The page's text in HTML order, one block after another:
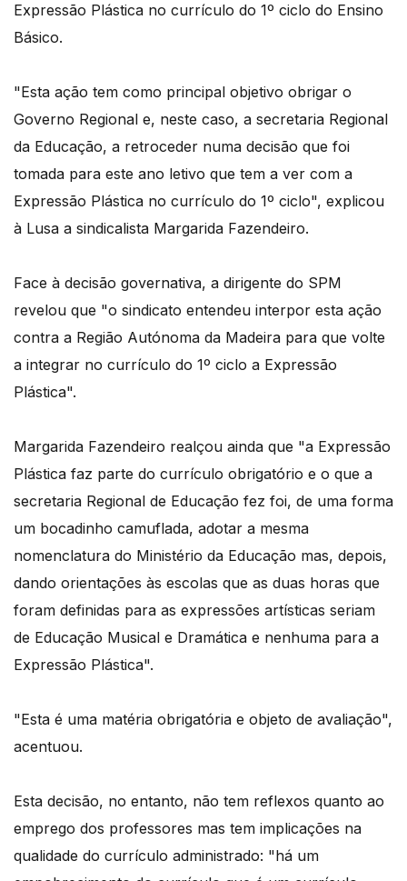
Expressão Plástica no currículo do 1º ciclo do Ensino
Básico.
"Esta ação tem como principal objetivo obrigar o
Governo Regional e, neste caso, a secretaria Regional
da Educação, a retroceder numa decisão que foi
tomada para este ano letivo que tem a ver com a
Expressão Plástica no currículo do 1º ciclo", explicou
à Lusa a sindicalista Margarida Fazendeiro.
Face à decisão governativa, a dirigente do SPM
revelou que "o sindicato entendeu interpor esta ação
contra a Região Autónoma da Madeira para que volte
a integrar no currículo do 1º ciclo a Expressão
Plástica".
Margarida Fazendeiro realçou ainda que "a Expressão
Plástica faz parte do currículo obrigatório e o que a
secretaria Regional de Educação fez foi, de uma forma
um bocadinho camuflada, adotar a mesma
nomenclatura do Ministério da Educação mas, depois,
dando orientações às escolas que as duas horas que
foram definidas para as expressões artísticas seriam
de Educação Musical e Dramática e nenhuma para a
Expressão Plástica".
"Esta é uma matéria obrigatória e objeto de avaliação",
acentuou.
Esta decisão, no entanto, não tem reflexos quanto ao
emprego dos professores mas tem implicações na
qualidade do currículo administrado: "há um